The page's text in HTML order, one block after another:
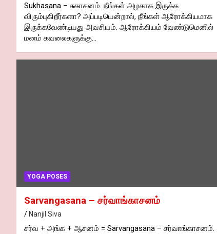
Sukhasana – சுகாசனம். நீங்கள் அழகாக இருக்க
விரும்புகிறீர்களா? அப்படியென்றால், நீங்கள் ஆரோக்கியமாக
இருக்கவேண்டியது அவசியம். ஆரோக்கியம் வேண்டுமெனில்
மனம் கவலைகளுக்கு…
YOGA POSES
Sarvangasana – சர்வாங்காசனம்
Nanjil Siva
சர்வ + அங்க + ஆசனம் = Sarvangasana – சர்வாங்காசனம்.